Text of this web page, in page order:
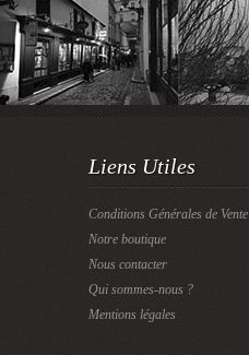
Liens Utiles
Conditions Générales de Vente
Notre boutique
Nous contacter
Qui sommes-nous ?
Mentions légales